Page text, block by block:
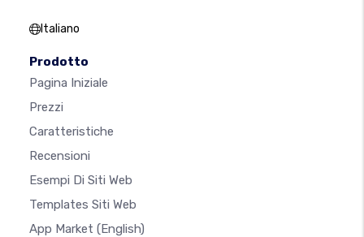
Italiano
Prodotto
Pagina Iniziale
Prezzi
Caratteristiche
Recensioni
Esempi Di Siti Web
Templates Siti Web
App Market (English)